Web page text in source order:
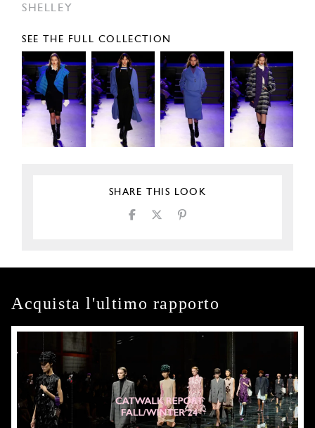
SHELLEY
SEE THE FULL COLLECTION
SHARE THIS LOOK
Acquista l'ultimo rapporto